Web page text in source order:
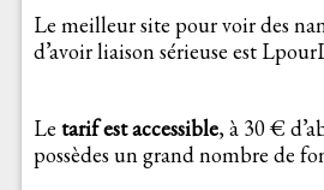
Le meilleur site pour voir des
d’avoir liaison sérieuse est
Le tarif est accessible, à 30 €
possèdes un grand nombre de